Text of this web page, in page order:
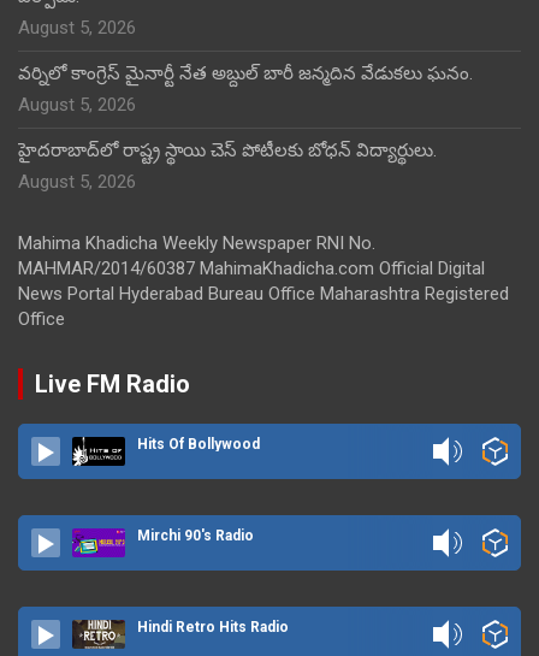
August 5, 2026
వర్నిలో కాంగ్రెస్ మైనార్టీ నేత అబ్దుల్ బారీ జన్మదిన వేడుకలు ఘనం.
August 5, 2026
హైదరాబాద్‌లో రాష్ట్ర స్థాయి చెస్ పోటీలకు బోధన్ విద్యార్థులు.
August 5, 2026
Mahima Khadicha Weekly Newspaper RNI No.
MAHMAR/2014/60387 MahimaKhadicha.com Official Digital
News Portal Hyderabad Bureau Office Maharashtra Registered
Office
Live FM Radio
Hits Of Bollywood
Mirchi 90's Radio
Hindi Retro Hits Radio